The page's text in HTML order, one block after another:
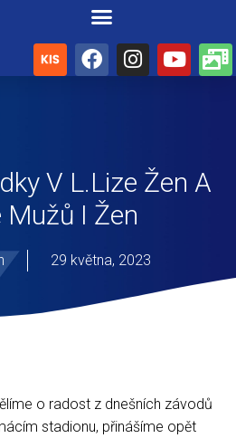
V L.lize Žen A
I Žen
29 května, 2023
o radost z dnešních závodů
stadionu, přinášíme opět